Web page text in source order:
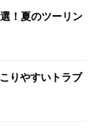
！夏のツーリン
りやすいトラブ